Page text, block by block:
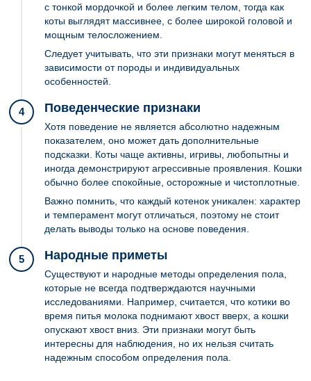
с тонкой мордочкой и более легким телом, тогда как
коты выглядят массивнее, с более широкой головой и
мощным телосложением.
Следует учитывать, что эти признаки могут меняться в
зависимости от породы и индивидуальных
особенностей.
4 Поведенческие признаки
Хотя поведение не является абсолютно надежным
показателем, оно может дать дополнительные
подсказки. Коты чаще активны, игривы, любопытны и
иногда демонстрируют агрессивные проявления. Кошки
обычно более спокойные, осторожные и чистоплотные.
Важно помнить, что каждый котенок уникален: характер
и темперамент могут отличаться, поэтому не стоит
делать выводы только на основе поведения.
5 Народные приметы
Существуют и народные методы определения пола,
которые не всегда подтверждаются научными
исследованиями. Например, считается, что котики во
время питья молока поднимают хвост вверх, а кошки
опускают хвост вниз. Эти признаки могут быть
интересны для наблюдения, но их нельзя считать
надежным способом определения пола.